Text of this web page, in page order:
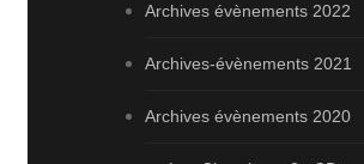
Archives évènements 2022
Archives-évènements 2021
Archives évènements 2020